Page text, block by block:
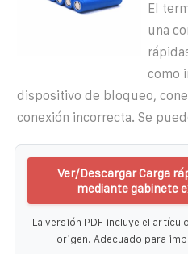
El
una
como
dispositivo de bloqueo,
conexión incorrecta. Se
Ver/Descargar Carga
mediante gabinete
La versión PDF incluye el
origen. Adecuado para